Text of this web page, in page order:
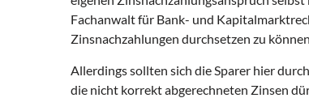
Fachanwalt für Bank- und
Zinsnachzahlungen durchsetzen zu
Allerdings sollten sich die Sparer hier
die nicht korrekt abgerechneten Zinsen